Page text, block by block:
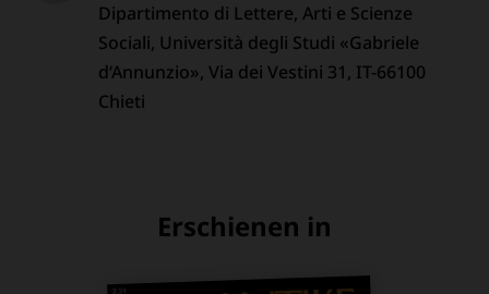
Dipartimento di Lettere, Arti e Scienze
Sociali, Università degli Studi «Gabriele
d‘Annunzio», Via dei Vestini 31, IT-66100
Chieti
Erschienen in